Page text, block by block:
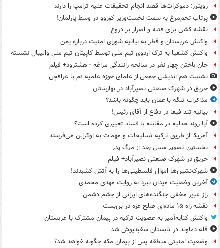
رویترز: دموکرات‌ها قصد انجام تحقیقات علیه ترامپ را دارند
پرتاب تخم‌مرغ به سمت نخست‌وزیر کوزوو در وسط پارلمان!
نقشه کشی برای فتنه و اصرار بر دروغ
واکنش عربستان و قطر به بیانیه شورای امنیت درباره یمن
واکنش کشفیا به ترک اردوی تیم ملی توسط کاپیتان تیم ملی والیبال نشسته
جان باختن چهار نفر در سانحه رانندگی مراغه - هشترود+ فیلم
نشست هم اندیشی جمعی از علمای حوزه علمیه قم با عراقچی
حریق در شهرک صنعتی نصیرآباد در بهارستان
مذاکرات تنگه با عمان باید چگونه باشد؟
بیانیه تند فیفا در دفاع از آقای رئیس!
آیا روند عدلیه در مقابله با فساد تغییری کرده است؟
آمریکا از طریق ترکیه تسلیحات و مهمات به اوکراین می‌فرستد
نخستین تصویر مسی بعد از مرگ پدر
حریق در شهرک صنعتی نصیرآباد+ فیلم
شهرک‌نشین‌ها اموال فلسطینی‌ها را به آتش کشیدند!
آخرین وضعیت میدان نبرد به روایت مهدی محمدی
راز عبور مخفی جنگنده‌های ایرانی از چشم دشمن
نقشه راه ۱۵ ماده‌ای صلح غزه در بن‌بست
واکنش کنایه‌آمیز به عضویت ترکیه در پیمان مشترک با عربستان
قله دماوند در تابستان سفیدپوش شد!
وضعیت امنیتی منطقه پس از پیمان مکه چگونه خواهد شد؟